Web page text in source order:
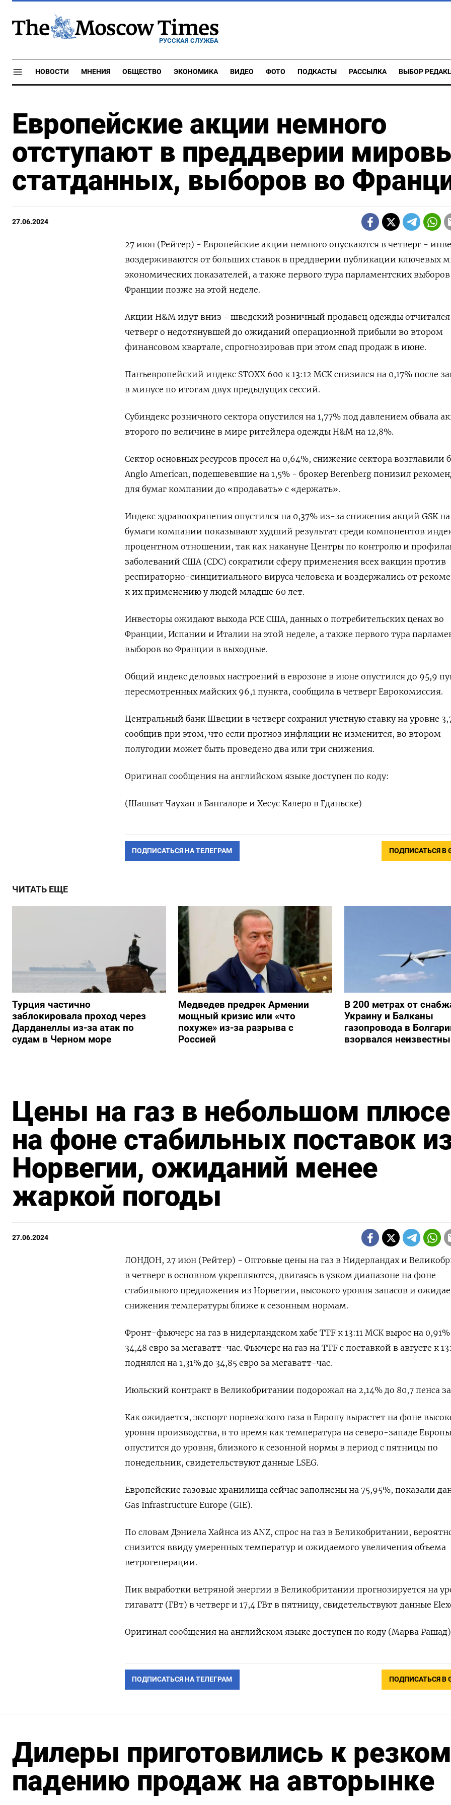
РУССКАЯ СЛУЖБА
НОВОСТИ МНЕНИЯ ОБЩЕСТВО ЭКОНОМИКА ВИДЕО ФОТО ПОДКАСТЫ РАССЫЛКА ВЫБОР
Европейские акции немного
отступают в преддверии
статданных, выборов во
27.06.2024
27 июн (Рейтер) - Европейские акции немного опускаются в четверг -
воздерживаются от больших ставок в преддверии публикации ключевых
экономических показателей, а также первого тура парламентских выборов
Франции позже на этой неделе.
Акции H&M идут вниз - шведский розничный продавец одежды отчитался
четверг о недотянувшей до ожиданий операционной прибыли во втором
финансовом квартале, спрогнозировав при этом спад продаж в июне.
Панъевропейский индекс STOXX 600 к 13:12 МСК снизился на 0,17% после
в минусе по итогам двух предыдущих сессий.
Субиндекс розничного сектора опустился на 1,77% под давлением обвала
второго по величине в мире ритейлера одежды H&M на 12,8%.
Сектор основных ресурсов просел на 0,64%, снижение сектора возглавили
Anglo American, подешевевшие на 1,5% - брокер Berenberg понизил
для бумаг компании до «продавать» с «держать».
Индекс здравоохранения опустился на 0,37% из-за снижения акций GSK
бумаги компании показывают худший результат среди компонентов
процентном отношении, так как накануне Центры по контролю и
заболеваний США (CDC) сократили сферу применения всех вакцин против
респираторно-синцитиального вируса человека и воздержались от
к их применению у людей младше 60 лет.
Инвесторы ожидают выхода PCE США, данных о потребительских ценах во
Франции, Испании и Италии на этой неделе, а также первого тура
выборов во Франции в выходные.
Общий индекс деловых настроений в еврозоне в июне опустился до 95,9
пересмотренных майских 96,1 пункта, сообщила в четверг Еврокомиссия.
Центральный банк Швеции в четверг сохранил учетную ставку на уровне
сообщив при этом, что если прогноз инфляции не изменится, во втором
полугодии может быть проведено два или три снижения.
Оригинал сообщения на английском языке доступен по коду:
(Шашват Чаухан в Бангалоре и Хесус Калеро в Гданьске)
ПОДПИСАТЬСЯ НА ТЕЛЕГРАМ ПОДПИСАТЬСЯ В
ЧИТАТЬ ЕЩЕ
Турция частично
заблокировала проход через
Дарданеллы из-за атак по
судам в Черном море
Медведев предрек Армении
мощный кризис или «что
похуже» из-за разрыва с
Россией
В 200 метрах от
Украину и Балканы
газопровода в
взорвался
Цены на газ в небольшом плюсе
на фоне стабильных поставок
Норвегии, ожиданий менее
жаркой погоды
27.06.2024
ЛОНДОН, 27 июн (Рейтер) - Оптовые цены на газ в Нидерландах и
в четверг в основном укрепляются, двигаясь в узком диапазоне на фоне
стабильного предложения из Норвегии, высокого уровня запасов и
снижения температуры ближе к сезонным нормам.
Фронт-фьючерс на газ в нидерландском хабе TTF к 13:11 МСК вырос на
34,48 евро за мегаватт-час. Фьючерс на газ на TTF с поставкой в августе к
поднялся на 1,31% до 34,85 евро за мегаватт-час.
Июльский контракт в Великобритании подорожал на 2,14% до 80,7 пенса
Как ожидается, экспорт норвежского газа в Европу вырастет на фоне
уровня производства, в то время как температура на северо-западе Европы
опустится до уровня, близкого к сезонной нормы в период с пятницы по
понедельник, свидетельствуют данные LSEG.
Европейские газовые хранилища сейчас заполнены на 75,95%, показали
Gas Infrastructure Europe (GIE).
По словам Дэниела Хайнса из ANZ, спрос на газ в Великобритании,
снизится ввиду умеренных температур и ожидаемого увеличения объема
ветрогенерации.
Пик выработки ветряной энергии в Великобритании прогнозируется на
гигаватт (ГВт) в четверг и 17,4 ГВт в пятницу, свидетельствуют данные
Оригинал сообщения на английском языке доступен по коду (Марва Рашад)
ПОДПИСАТЬСЯ НА ТЕЛЕГРАМ ПОДПИСАТЬСЯ В
Дилеры приготовились к
падению продаж на авторынке